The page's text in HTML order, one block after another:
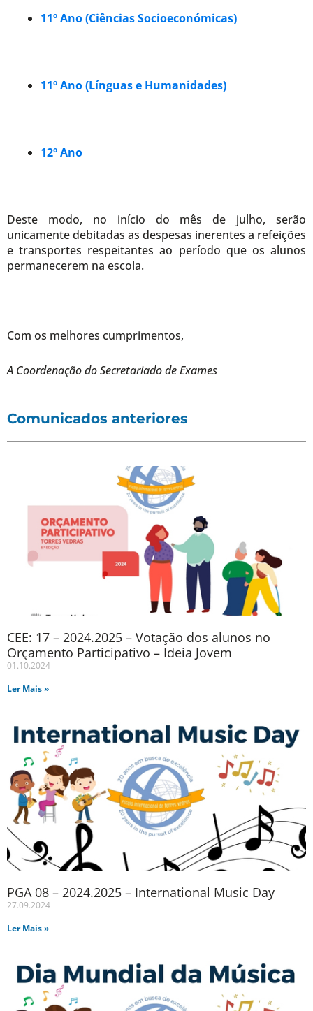
11º Ano (Ciências Socioeconómicas)
11º Ano (Línguas e Humanidades)
12º Ano
Deste modo, no início do mês de julho, serão
unicamente debitadas as despesas inerentes a refeições
e transportes respeitantes ao período que os alunos
permanecerem na escola.
Com os melhores cumprimentos,
A Coordenação do Secretariado de Exames
Comunicados anteriores
CEE: 17 – 2024.2025 – Votação dos alunos no
Orçamento Participativo – Ideia Jovem
01.10.2024
Ler Mais »
PGA 08 – 2024.2025 – International Music Day
27.09.2024
Ler Mais »